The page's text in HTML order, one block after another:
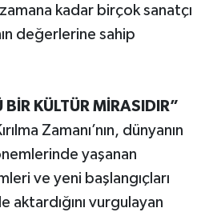
kadar birçok sanatçı
değerlerine sahip
KÜLTÜR MİRASIDIR”
Zamanı’nın, dünyanın
yaşanan
ve yeni başlangıçları
aktardığını vurgulayan